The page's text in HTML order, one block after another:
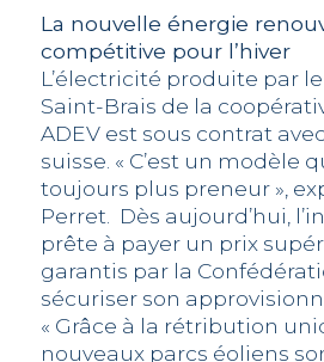
La nouvelle énergie
compétitive pour l’hiver
L’électricité produite par
Saint-Brais de la
ADEV est sous contrat
suisse. « C’est un modèle
toujours plus preneur »,
Perret. Dès aujourd’hui,
prête à payer un prix
garantis par la
sécuriser son
« Grâce à la rétribution
nouveaux parcs éoliens